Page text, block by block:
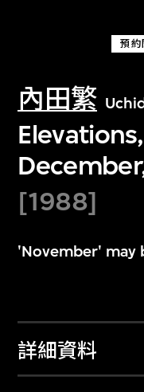
預約
內田繁
[1988]
'November' may
詳細資料
探索世界頂級
文化藏品。